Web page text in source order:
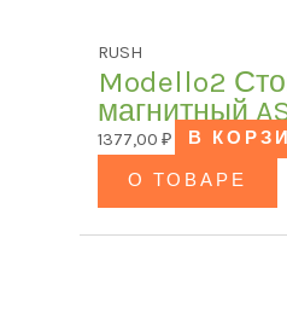
RUSH
Modello2
магнитный
1377,00 ₽
В
О ТОВАРЕ